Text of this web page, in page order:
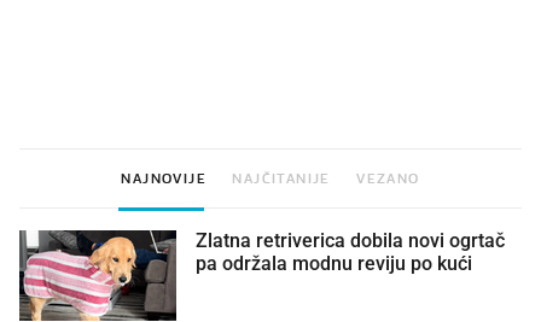
NAJNOVIJE NAJČITANIJE VEZANO
Zlatna retriverica dobila novi ogrtač
pa održala modnu reviju po kući 🤩